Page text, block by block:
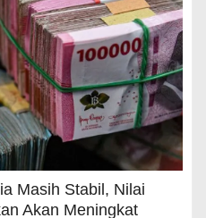
Masih Stabil, Nilai
Akan Meningkat